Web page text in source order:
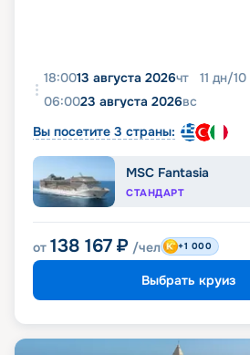
18:0013 августа 2026чт 11 дн/10
06:0023 августа 2026вс
Вы посетите 3 страны:
MSC Fantasia
СТАНДАРТ
от 138 167 ₽ /чел +1 000
Выбрать круиз